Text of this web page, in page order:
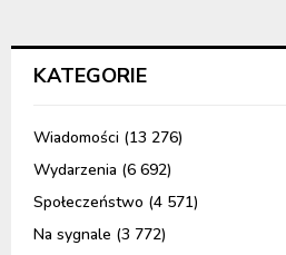
KATEGORIE
Wiadomości (13 276)
Wydarzenia (6 692)
Społeczeństwo (4 571)
Na sygnale (3 772)